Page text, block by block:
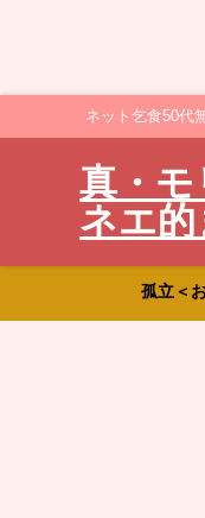
ネット乞食50代
真・モ
ネエ的
孤立＜